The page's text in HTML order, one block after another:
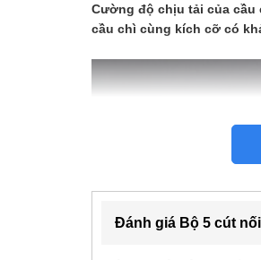
Cường độ chịu tải của cầu
cầu chì cùng kích cỡ có
Đánh giá Bộ 5 cút